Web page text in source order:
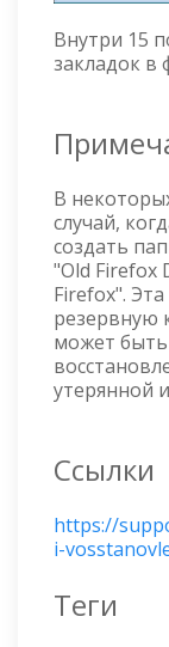
Внутри 15
закладок в
В
случай,
создать
"Old Firefox
Firefox".
резервную
может быть
утерянной
Ссылки
https://
i-
Теги